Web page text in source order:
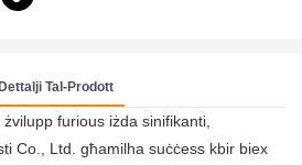
Tal-Prodott
furious iżda sinifikanti,
Co., Ltd. għamilha suċċess kbir biex